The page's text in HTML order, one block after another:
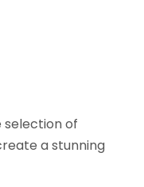
selection of
a stunning